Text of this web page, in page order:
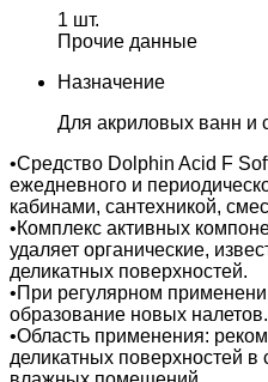
1 шт.
Прочие данные
Назначение
Для акриловых ванн и
•Средство Dolphin Acid F
ежедневного и
кабинами, сантехникой,
•Комплекс активных
удаляет органические,
деликатных поверхностей.
•При регулярном
образование новых налетов.
•Область применения:
деликатных поверхностей